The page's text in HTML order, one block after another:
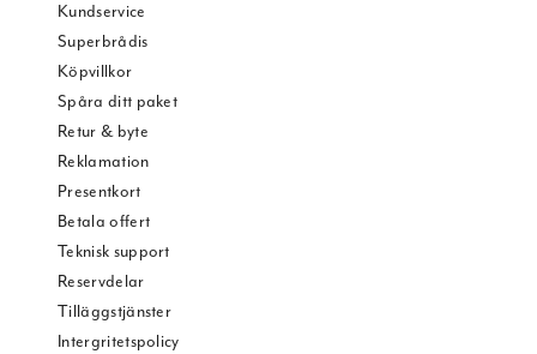
Kundservice
Superbrådis
Köpvillkor
Spåra ditt paket
Retur & byte
Reklamation
Presentkort
Betala offert
Teknisk support
Reservdelar
Tilläggstjänster
Intergritetspolicy